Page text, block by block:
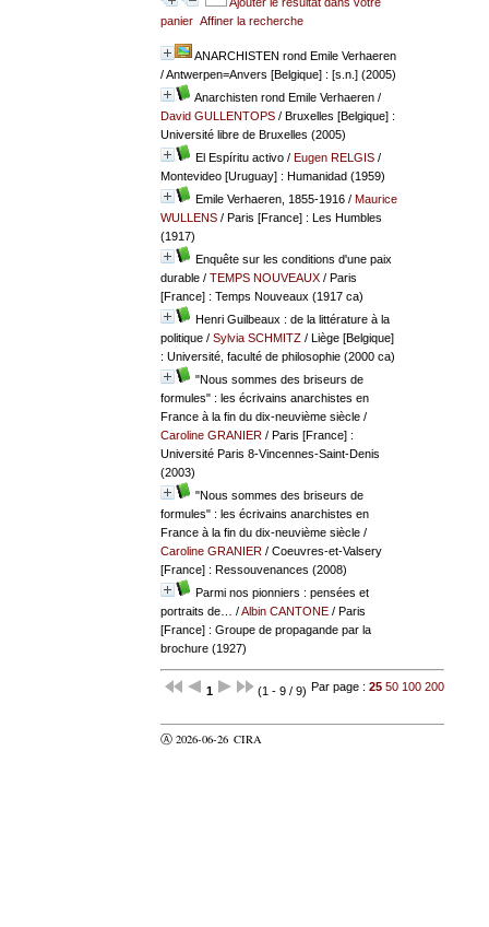
panier Affiner la recherche
ANARCHISTEN rond Emile Verhaeren
/ Antwerpen=Anvers [Belgique] : [s.n.] (2005)
Anarchisten rond Emile Verhaeren/
David GULLENTOPS/ Bruxelles [Belgique] :
Université libre de Bruxelles (2005)
El Espíritu activo/ Eugen RELGIS/
Montevideo [Uruguay] : Humanidad (1959)
Emile Verhaeren, 1855-1916/ Maurice
WULLENS/ Paris [France] : Les Humbles
(1917)
Enquête sur les conditions d'une paix
durable/ TEMPS NOUVEAUX/ Paris
[France] : Temps Nouveaux (1917 ca)
Henri Guilbeaux : de la littérature à la
politique/ Sylvia SCHMITZ/ Liège [Belgique]
: Université, faculté de philosophie (2000 ca)
"Nous sommes des briseurs de
formules" : les écrivains anarchistes en
France à la fin du dix-neuvième siècle/
Caroline GRANIER/ Paris [France] :
Université Paris 8-Vincennes-Saint-Denis
(2003)
"Nous sommes des briseurs de
formules" : les écrivains anarchistes en
France à la fin du dix-neuvième siècle/
Caroline GRANIER/ Coeuvres-et-Valsery
[France] : Ressouvenances (2008)
Parmi nos pionniers : pensées et
portraits de…
/Albin CANTONE/ Paris
[France] : Groupe de propagande par la
brochure (1927)
1 (1 - 9 / 9) Par page : 25 50 100 200
Ⓐ 2026-06-26 CIRA